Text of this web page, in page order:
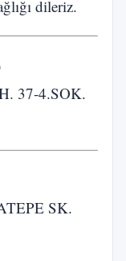
dileriz.
37-4.SOK.
SK.